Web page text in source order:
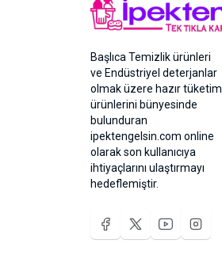
Başlıca Temizlik ürünleri
ve Endüstriyel deterjanlar
olmak üzere hazır tüketim
ürünlerini bünyesinde
bulunduran
ipektengelsin.com online
olarak son kullanıcıya
ihtiyaçlarını ulaştırmayı
hedeflemiştir.